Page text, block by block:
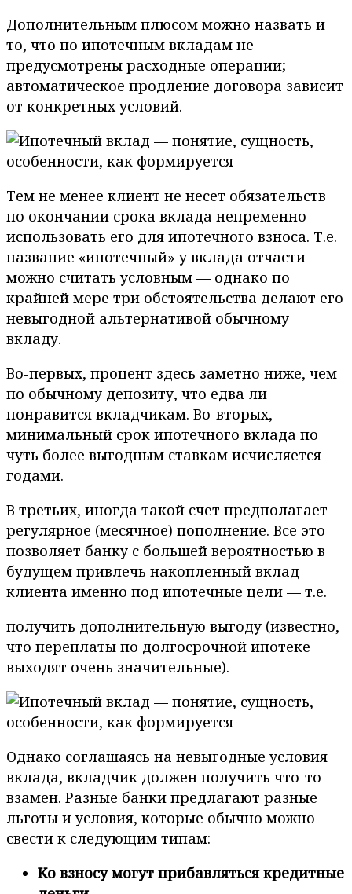
Дополнительным плюсом можно назвать и
то, что по ипотечным вкладам не
предусмотрены расходные операции;
автоматическое продление договора зависит
от конкретных условий.
Тем не менее клиент не несет обязательств
по окончании срока вклада непременно
использовать его для ипотечного взноса. Т.е.
название «ипотечный» у вклада отчасти
можно считать условным — однако по
крайней мере три обстоятельства делают его
невыгодной альтернативой обычному
вкладу.
Во-первых, процент здесь заметно ниже, чем
по обычному депозиту, что едва ли
понравится вкладчикам. Во-вторых,
минимальный срок ипотечного вклада по
чуть более выгодным ставкам исчисляется
годами.
В третьих, иногда такой счет предполагает
регулярное (месячное) пополнение. Все это
позволяет банку с большей вероятностью в
будущем привлечь накопленный вклад
клиента именно под ипотечные цели — т.е.
получить дополнительную выгоду (известно,
что переплаты по долгосрочной ипотеке
выходят очень значительные).
Однако соглашаясь на невыгодные условия
вклада, вкладчик должен получить что-то
взамен. Разные банки предлагают разные
льготы и условия, которые обычно можно
свести к следующим типам:
Ко взносу могут прибавляться кредитные